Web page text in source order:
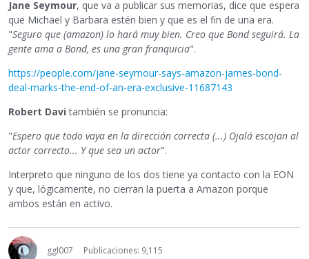
Jane Seymour, que va a publicar sus memorias, dice que espera
que Michael y Barbara estén bien y que es el fin de una era.
"Seguro que (amazon) lo hará muy bien. Creo que Bond seguirá. La
gente ama a Bond, es una gran franquicia".
https://people.com/jane-seymour-says-amazon-james-bond-
deal-marks-the-end-of-an-era-exclusive-11687143
Robert Davi también se pronuncia:
"Espero que todo vaya en la dirección correcta (...) Ojalá escojan al
actor correcto... Y que sea un actor".
Interpreto que ninguno de los dos tiene ya contacto con la EON
y que, lógicamente, no cierran la puerta a Amazon porque
ambos están en activo.
ggl007
Publicaciones: 9,115